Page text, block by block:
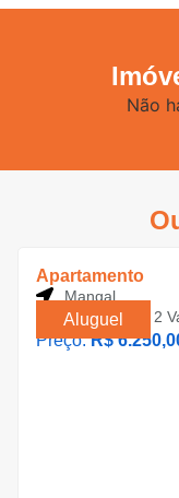
Não
Aluguel
Apartamento
Mangal
3 Quartos
2
Preço:R$